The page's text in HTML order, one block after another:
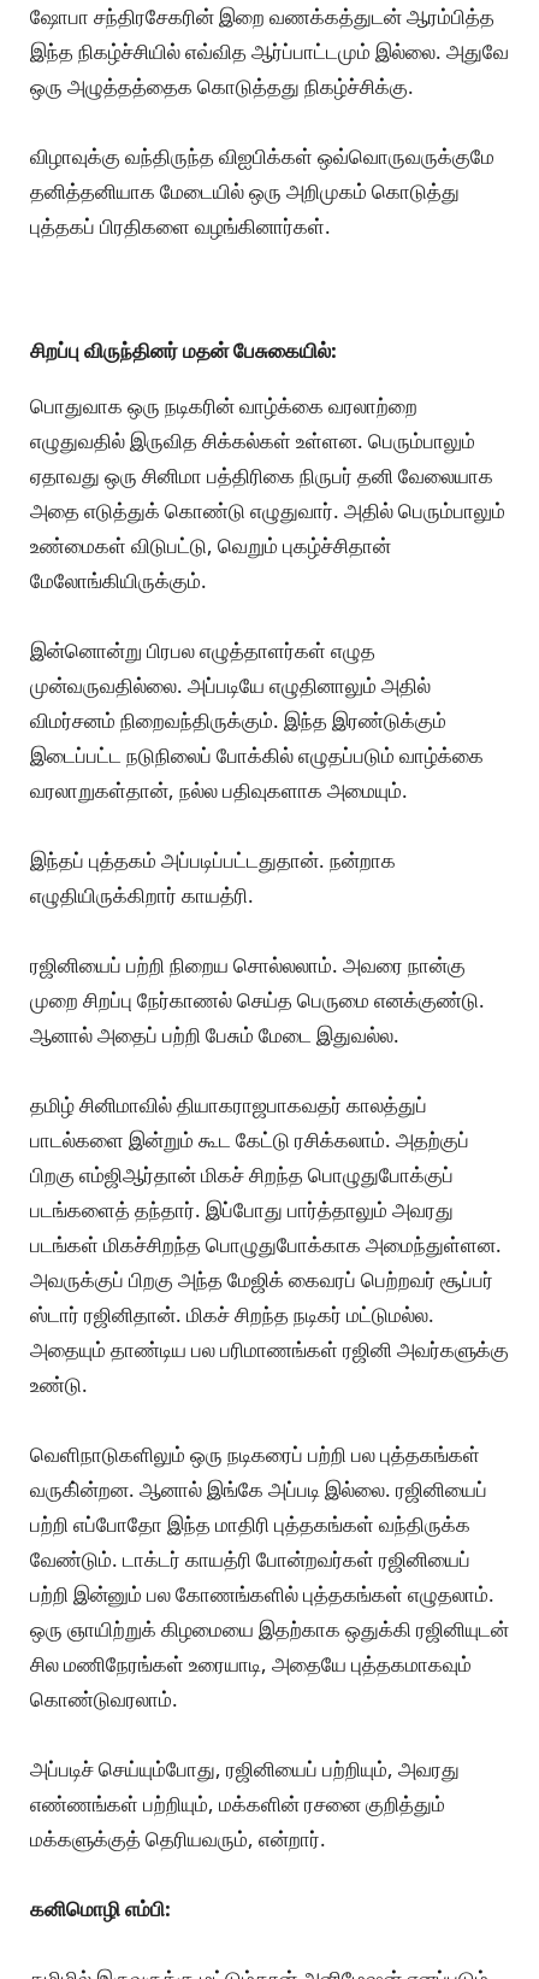
ஷோபா சந்திரசேகரின் இறை வணக்கத்துடன் ஆரம்பித்த
இந்த நிகழ்ச்சியில் எவ்வித ஆர்ப்பாட்டமும் இல்லை. அதுவே
ஒரு அழுத்தத்தைக கொடுத்தது நிகழ்ச்சிக்கு.
விழாவுக்கு வந்திருந்த விஐபிக்கள் ஒவ்வொருவருக்குமே
தனித்தனியாக மேடையில் ஒரு அறிமுகம் கொடுத்து
புத்தகப் பிரதிகளை வழங்கினார்கள்.
சிறப்பு விருந்தினர் மதன் பேசுகையில்:
பொதுவாக ஒரு நடிகரின் வாழ்க்கை வரலாற்றை
எழுதுவதில் இருவித சிக்கல்கள் உள்ளன. பெரும்பாலும்
ஏதாவது ஒரு சினிமா பத்திரிகை நிருபர் தனி வேலையாக
அதை எடுத்துக் கொண்டு எழுதுவார். அதில் பெரும்பாலும்
உண்மைகள் விடுபட்டு, வெறும் புகழ்ச்சிதான்
மேலோங்கியிருக்கும்.
இன்னொன்று பிரபல எழுத்தாளர்கள் எழுத
முன்வருவதில்லை. அப்படியே எழுதினாலும் அதில்
விமர்சனம் நிறைவந்திருக்கும். இந்த இரண்டுக்கும்
இடைப்பட்ட நடுநிலைப் போக்கில் எழுதப்படும் வாழ்க்கை
வரலாறுகள்தான், நல்ல பதிவுகளாக அமையும்.
இந்தப் புத்தகம் அப்படிப்பட்டதுதான். நன்றாக
எழுதியிருக்கிறார் காயத்ரி.
ரஜினியைப் பற்றி நிறைய சொல்லலாம். அவரை நான்கு
முறை சிறப்பு நேர்காணல் செய்த பெருமை எனக்குண்டு.
ஆனால் அதைப் பற்றி பேசும் மேடை இதுவல்ல.
தமிழ் சினிமாவில் தியாகராஜபாகவதர் காலத்துப்
பாடல்களை இன்றும் கூட கேட்டு ரசிக்கலாம். அதற்குப்
பிறகு எம்ஜிஆர்தான் மிகச் சிறந்த பொழுதுபோக்குப்
படங்களைத் தந்தார். இப்போது பார்த்தாலும் அவரது
படங்கள் மிகச்சிறந்த பொழுதுபோக்காக அமைந்துள்ளன.
அவருக்குப் பிறகு அந்த மேஜிக் கைவரப் பெற்றவர் சூப்பர்
ஸ்டார் ரஜினிதான். மிகச் சிறந்த நடிகர் மட்டுமல்ல.
அதையும் தாண்டிய பல பரிமாணங்கள் ரஜினி அவர்களுக்கு
உண்டு.
வெளிநாடுகளிலும் ஒரு நடிகரைப் பற்றி பல புத்தகங்கள்
வருகி்ன்றன. ஆனால் இங்கே அப்படி இல்லை. ரஜினியைப்
பற்றி எப்போதோ இந்த மாதிரி புத்தகங்கள் வந்திருக்க
வேண்டும். டாக்டர் காயத்ரி போன்றவர்கள் ரஜினியைப்
பற்றி இன்னும் பல கோணங்களில் புத்தகங்கள் எழுதலாம்.
ஒரு ஞாயிற்றுக் கிழமையை இதற்காக ஒதுக்கி ரஜினியுடன்
சில மணிநேரங்கள் உரையாடி, அதையே புத்தகமாகவும்
கொண்டுவரலாம்.
அப்படிச் செய்யும்போது, ரஜினியைப் பற்றியும், அவரது
எண்ணங்கள் பற்றியும், மக்களின் ரசனை குறித்தும்
மக்களுக்குத் தெரியவரும், என்றார்.
கனிமொழி எம்பி: